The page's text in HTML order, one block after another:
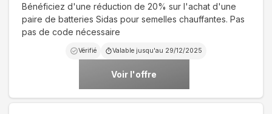
Bénéficiez d'une réduction de 20% sur l'achat d'une
paire de batteries Sidas pour semelles chauffantes. Pas
pas de code nécessaire
Vérifié Valable jusqu'au 29/12/2025
Voir l'offre